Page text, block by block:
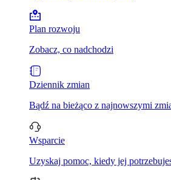
Plan rozwoju
Zobacz, co nadchodzi
Dziennik zmian
Bądź na bieżąco z najnowszymi
Wsparcie
Uzyskaj pomoc, kiedy jej